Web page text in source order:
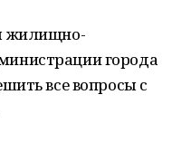
жилищно-
города
все вопросы с